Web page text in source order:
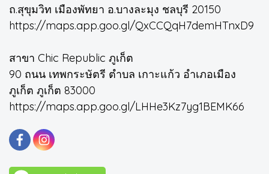
ถ.สุขุมวิท เมืองพัทยา อ.บางละมุง ชลบุรี 20150
https://maps.app.goo.gl/QxCCQqH7demHTnxD9
สาขา Chic Republic ภูเก็ต
90 ถนน เทพกระษัตรี ตำบล เกาะแก้ว อำเภอเมือง
ภูเก็ต ภูเก็ต 83000
https://maps.app.goo.gl/LHHe3Kz7yg1BEMK66